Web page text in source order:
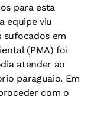
para esta
equipe viu
em
(PMA) foi
atender ao
paraguaio. Em
com o